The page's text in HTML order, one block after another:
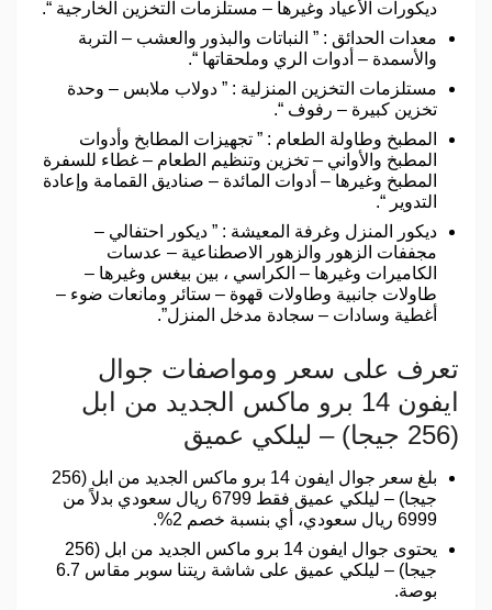
ديكورات الأعياد وغيرها – مستلزمات التخزين الخارجية “.
معدات الحدائق : ” النباتات والبذور والعشب – التربة
والأسمدة – أدوات الري وملحقاتها “.
مستلزمات التخزين المنزلية : ” دولاب ملابس – وحدة
تخزين كبيرة – رفوف “.
المطبخ وطاولة الطعام : ” تجهيزات المطابخ وأدوات
المطبخ والأواني – تخزين وتنظيم الطعام – غطاء للسفرة
المطبخ وغيرها – أدوات المائدة – صناديق القمامة وإعادة
التدوير “.
ديكور المنزل وغرفة المعيشة : ” ديكور احتفالي –
مجففات الزهور والزهور الاصطناعية – عدسات
الكاميرات وغيرها – الكراسي ، بين بيغس وغيرها –
طاولات جانبية وطاولات قهوة – ستائر ومانعات ضوء –
أغطية وسادات – سجادة مدخل المنزل”.
تعرف على سعر ومواصفات جوال
ايفون 14 برو ماكس الجديد من ابل
(256 جيجا) – ليلكي عميق
بلغ سعر جوال ايفون 14 برو ماكس الجديد من ابل (256
جيجا) – ليلكي عميق فقط 6799 ريال سعودي بدلاً من
6999 ريال سعودي، أي بنسبة خصم 2%.
يحتوى جوال ايفون 14 برو ماكس الجديد من ابل (256
جيجا) – ليلكي عميق على شاشة ريتنا سوبر مقاس 6.7
بوصة.